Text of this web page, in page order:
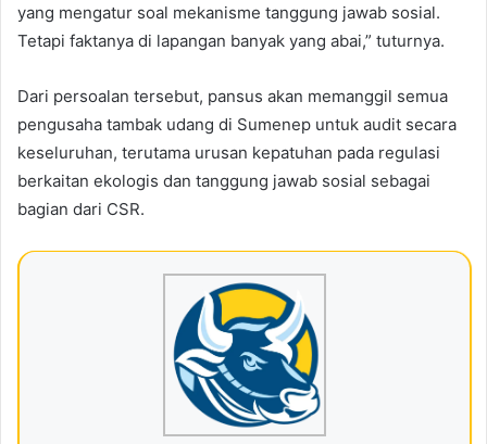
yang mengatur soal mekanisme tanggung jawab sosial.
Tetapi faktanya di lapangan banyak yang abai,” tuturnya.
Dari persoalan tersebut, pansus akan memanggil semua
pengusaha tambak udang di Sumenep untuk audit secara
keseluruhan, terutama urusan kepatuhan pada regulasi
berkaitan ekologis dan tanggung jawab sosial sebagai
bagian dari CSR.